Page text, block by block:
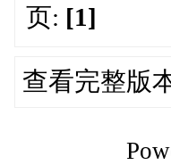
页: [1]
查看完整版